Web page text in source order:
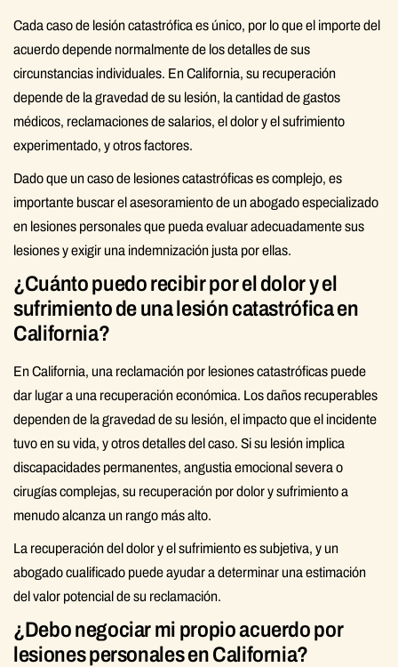
Cada caso de lesión catastrófica es único, por lo que el importe del
acuerdo depende normalmente de los detalles de sus
circunstancias individuales. En California, su recuperación
depende de la gravedad de su lesión, la cantidad de gastos
médicos, reclamaciones de salarios, el dolor y el sufrimiento
experimentado, y otros factores.
Dado que un caso de lesiones catastróficas es complejo, es
importante buscar el asesoramiento de un abogado especializado
en lesiones personales que pueda evaluar adecuadamente sus
lesiones y exigir una indemnización justa por ellas.
¿Cuánto puedo recibir por el dolor y el
sufrimiento de una lesión catastrófica en
California?
En California, una reclamación por lesiones catastróficas puede
dar lugar a una recuperación económica. Los daños recuperables
dependen de la gravedad de su lesión, el impacto que el incidente
tuvo en su vida, y otros detalles del caso. Si su lesión implica
discapacidades permanentes, angustia emocional severa o
cirugías complejas, su recuperación por dolor y sufrimiento a
menudo alcanza un rango más alto.
La recuperación del dolor y el sufrimiento es subjetiva, y un
abogado cualificado puede ayudar a determinar una estimación
del valor potencial de su reclamación.
¿Debo negociar mi propio acuerdo por
lesiones personales en California?